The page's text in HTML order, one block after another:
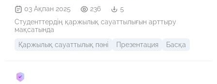
03 Ақпан 2025 236
5
Студенттердің қаржылық сауаттылығын арттыру
мақсатында
Қаржылық сауаттылық пәні
Презентация Басқа